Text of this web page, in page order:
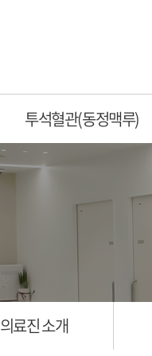
투석혈관(동정맥루)
의료진 소개